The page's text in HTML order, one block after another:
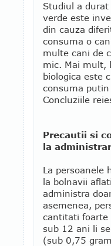
Studiul a
verde este
din cauza
consuma o
multe cani de
mic. Mai mult,
biologica este
consuma
Concluziile
Precautii si
la
La persoanele
la bolnavii
administra
asemenea,
cantitati foarte
sub 12 ani li
(sub 0,75